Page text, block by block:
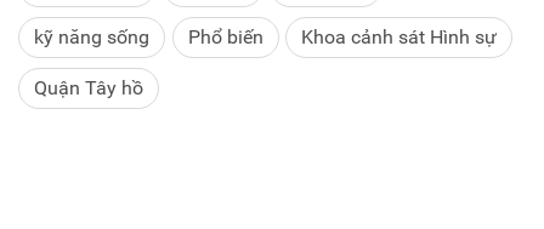
kỹ năng sống Phổ biến Khoa cảnh sát Hình sự
Quận Tây hồ